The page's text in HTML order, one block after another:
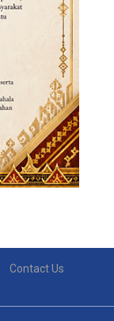
Contact Us